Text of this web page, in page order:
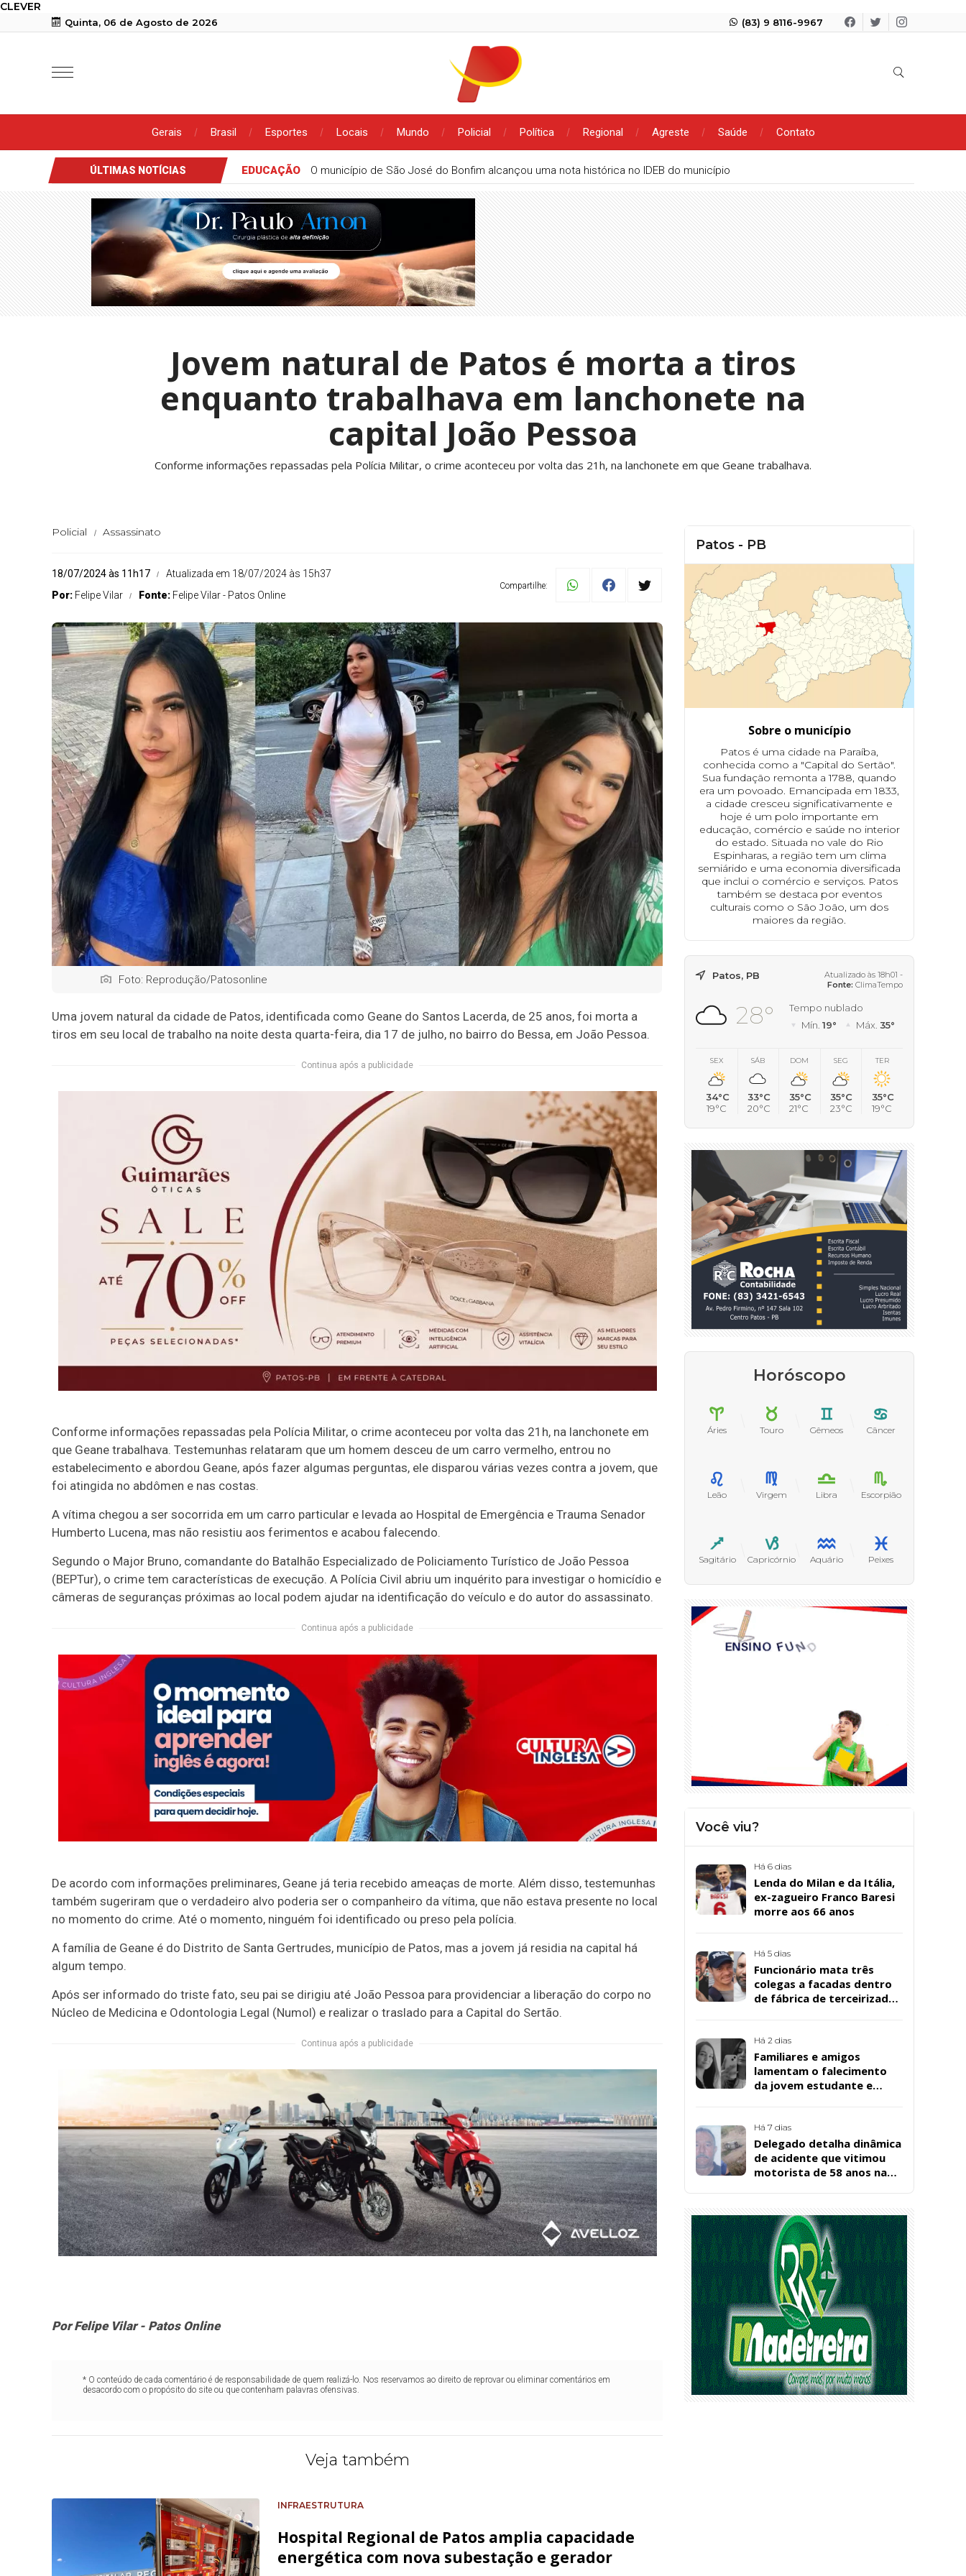
CLEVER
Quinta, 06 de Agosto de 2026 (83) 9 8116-9967
Gerais Brasil Esportes Locais Mundo Policial Política Regional Agreste Saúde Contato
ÚLTIMAS NOTÍCIAS EDUCAÇÃO O município de São José do Bonfim alcançou uma nota histórica no IDEB do município
Jovem natural de Patos é morta a tiros
enquanto trabalhava em lanchonete na
capital João Pessoa
Conforme informações repassadas pela Polícia Militar, o crime aconteceu por volta das 21h, na lanchonete em que Geane trabalhava.
Policial Assassinato
18/07/2024 às 11h17
Atualizada em 18/07/2024 às 15h37
Por: Felipe Vilar Fonte: Felipe Vilar - Patos Online
Compartilhe:
Foto: Reprodução/Patosonline
Uma jovem natural da cidade de Patos, identificada como Geane do Santos Lacerda, de 25 anos, foi morta a
tiros em seu local de trabalho na noite desta quarta-feira, dia 17 de julho, no bairro do Bessa, em João Pessoa.
Continua após a publicidade
Conforme informações repassadas pela Polícia Militar, o crime aconteceu por volta das 21h, na lanchonete em
que Geane trabalhava. Testemunhas relataram que um homem desceu de um carro vermelho, entrou no
estabelecimento e abordou Geane, após fazer algumas perguntas, ele disparou várias vezes contra a jovem, que
foi atingida no abdômen e nas costas.
A vítima chegou a ser socorrida em um carro particular e levada ao Hospital de Emergência e Trauma Senador
Humberto Lucena, mas não resistiu aos ferimentos e acabou falecendo.
Segundo o Major Bruno, comandante do Batalhão Especializado de Policiamento Turístico de João Pessoa
(BEPTur), o crime tem características de execução. A Polícia Civil abriu um inquérito para investigar o homicídio e
câmeras de seguranças próximas ao local podem ajudar na identificação do veículo e do autor do assassinato.
Continua após a publicidade
De acordo com informações preliminares, Geane já teria recebido ameaças de morte. Além disso, testemunhas
também sugeriram que o verdadeiro alvo poderia ser o companheiro da vítima, que não estava presente no local
no momento do crime. Até o momento, ninguém foi identificado ou preso pela polícia.
A família de Geane é do Distrito de Santa Gertrudes, município de Patos, mas a jovem já residia na capital há
algum tempo.
Após ser informado do triste fato, seu pai se dirigiu até João Pessoa para providenciar a liberação do corpo no
Núcleo de Medicina e Odontologia Legal (Numol) e realizar o traslado para a Capital do Sertão.
Continua após a publicidade
Por Felipe Vilar - Patos Online
* O conteúdo de cada comentário é de responsabilidade de quem realizá-lo. Nos reservamos ao direito de reprovar ou eliminar comentários em
desacordo com o propósito do site ou que contenham palavras ofensivas.
Veja também
INFRAESTRUTURA
Hospital Regional de Patos amplia capacidade
energética com nova subestação e gerador
Patos - PB
Sobre o município
Patos é uma cidade na Paraíba,
conhecida como a "Capital do Sertão".
Sua fundação remonta a 1788, quando
era um povoado. Emancipada em 1833,
a cidade cresceu significativamente e
hoje é um polo importante em
educação, comércio e saúde no interior
do estado. Situada no vale do Rio
Espinharas, a região tem um clima
semiárido e uma economia diversificada
que inclui o comércio e serviços. Patos
também se destaca por eventos
culturais como o São João, um dos
maiores da região.
Patos, PB
Atualizado às 18h01 -
Fonte: ClimaTempo
28°
Tempo nublado
Mín. 19° Máx. 35°
SEX
34°C
19°C
SÁB
33°C
20°C
DOM
35°C
21°C
SEG
35°C
23°C
TER
35°C
19°C
Horóscopo
Áries Touro Gêmeos Câncer
Leão Virgem Libra Escorpião
Sagitário Capricórnio Aquário Peixes
Você viu?
Há 6 dias
Lenda do Milan e da Itália,
ex-zagueiro Franco Baresi
morre aos 66 anos
Há 5 dias
Funcionário mata três
colegas a facadas dentro
de fábrica de terceirizada
Há 2 dias
Familiares e amigos
lamentam o falecimento
da jovem estudante e
Santos, em Patos
Há 7 dias
Delegado detalha dinâmica
de acidente que vitimou
motorista de 58 anos na